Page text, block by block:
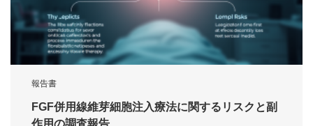
報告書
FGF併用線維芽細胞注入療法に関するリスクと副